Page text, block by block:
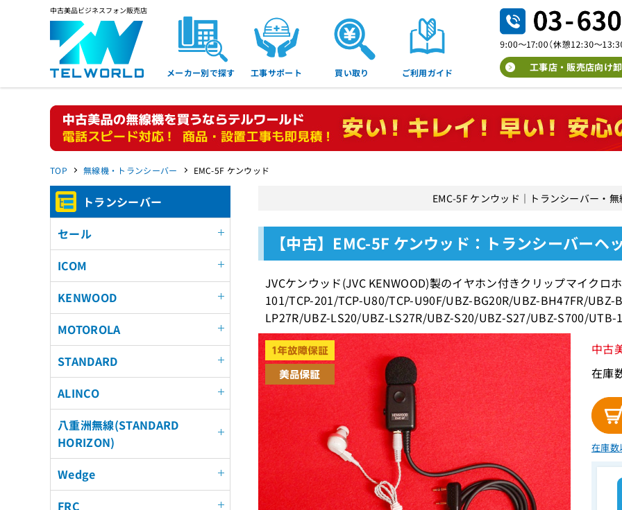
中古美品ビジネスフォン販売店
メーカー別で探す 工事サポート 買い取り ご利用ガイド 工事店・販売店向け
TOP 無線機・トランシーバー EMC-5F ケンウッド
EMC-5F ケンウッド｜トランシーバー・
【中古】EMC-5F ケンウッド：トランシーバーヘ
JVCケンウッド(JVC KENWOOD)製のイヤホン付きクリップマイク
101/TCP-201/TCP-U80/TCP-U90F/UBZ-BG20R/UBZ-BH47FR/
LP27R/UBZ-LS20/UBZ-LS27R/UBZ-S20/UBZ-S27/UBZ-S700/UTB-
中古
在庫
在庫数
トランシーバー
セール
ICOM
KENWOOD
MOTOROLA
STANDARD
ALINCO
八重洲無線(STANDARD
HORIZON)
Wedge
FRC